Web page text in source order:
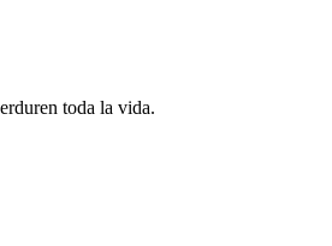
toda la vida.